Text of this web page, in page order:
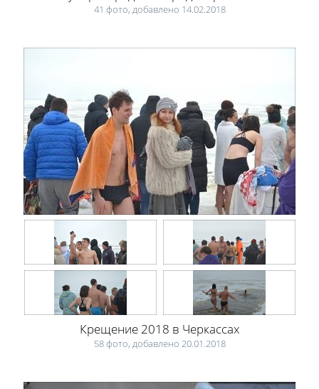
41 фото, добавлено 14.02.2018
Крещение 2018 в Черкассах
58 фото, добавлено 20.01.2018